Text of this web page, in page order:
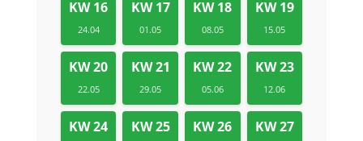
KW 16
24.04
KW 17
01.05
KW 18
08.05
KW 19
15.05
KW 20
22.05
KW 21
29.05
KW 22
05.06
KW 23
12.06
KW 24 KW 25 KW 26 KW 27